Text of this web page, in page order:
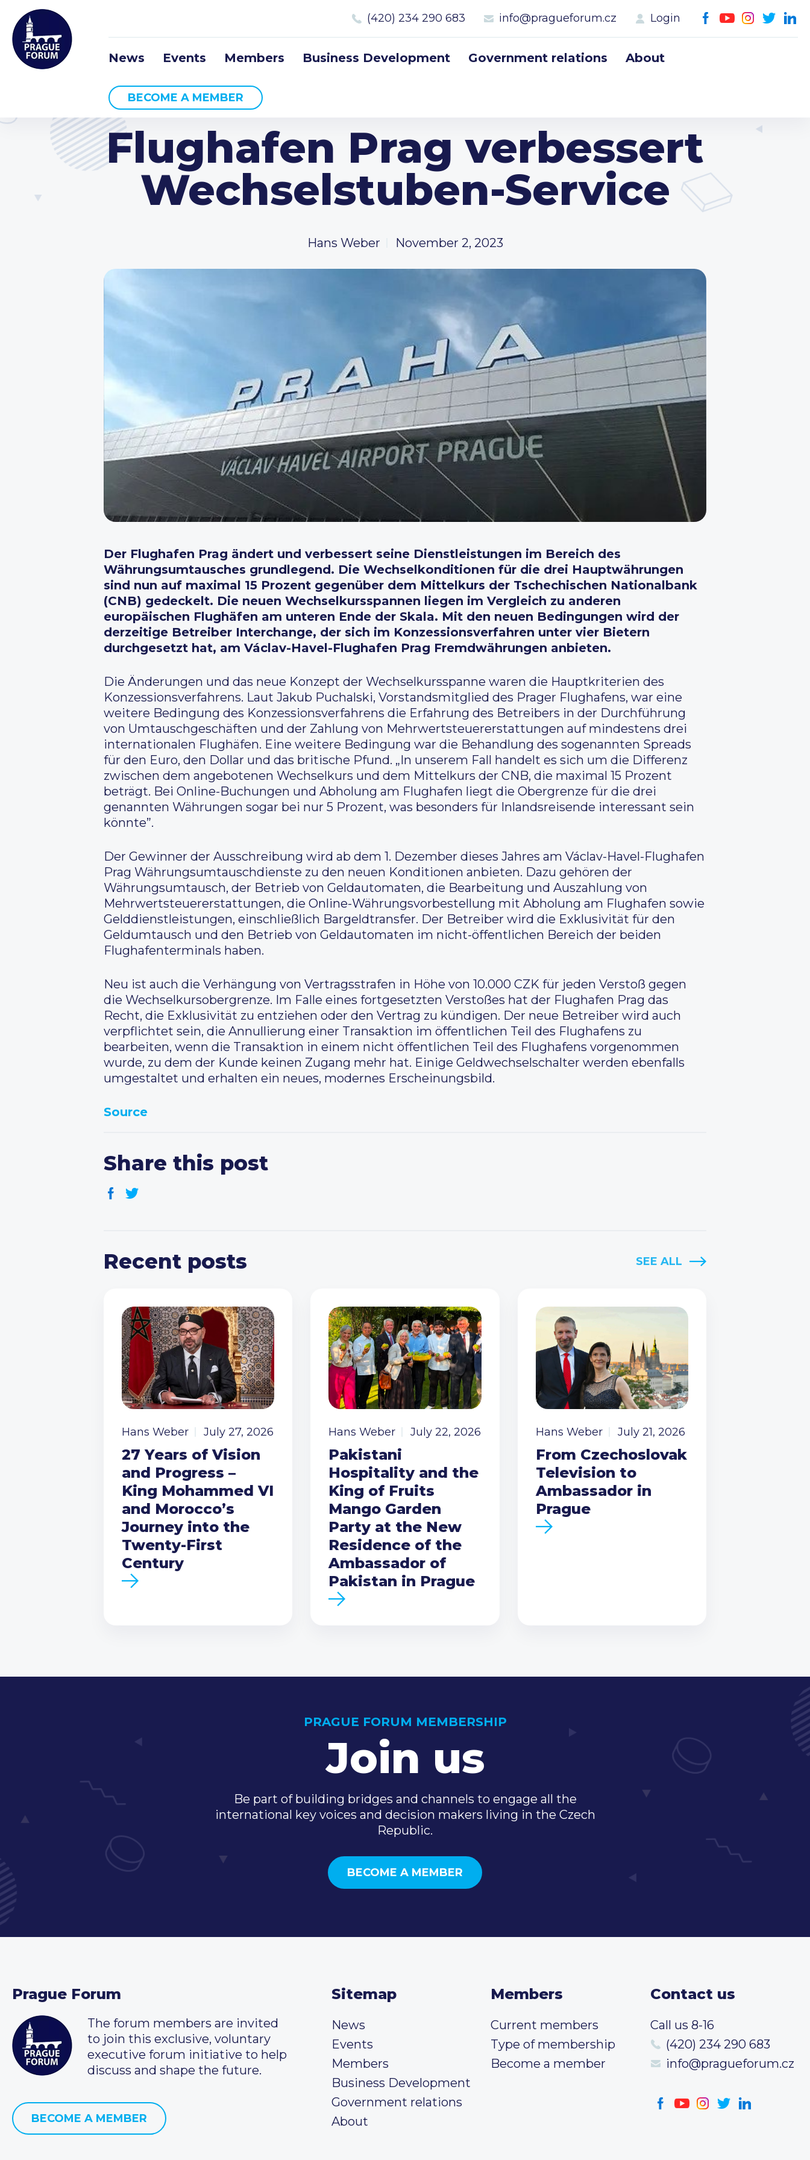
(420) 234 290 683 info@pragueforum.cz Login
News Events Members Business Development Government relations About
BECOME A MEMBER
Flughafen Prag verbessert
Wechselstuben-Service
Hans Weber November 2, 2023
Der Flughafen Prag ändert und verbessert seine Dienstleistungen im Bereich des
Währungsumtausches grundlegend. Die Wechselkonditionen für die drei Hauptwährungen
sind nun auf maximal 15 Prozent gegenüber dem Mittelkurs der Tschechischen Nationalbank
(CNB) gedeckelt. Die neuen Wechselkursspannen liegen im Vergleich zu anderen
europäischen Flughäfen am unteren Ende der Skala. Mit den neuen Bedingungen wird der
derzeitige Betreiber Interchange, der sich im Konzessionsverfahren unter vier Bietern
durchgesetzt hat, am Václav-Havel-Flughafen Prag Fremdwährungen anbieten.
Die Änderungen und das neue Konzept der Wechselkursspanne waren die Hauptkriterien des
Konzessionsverfahrens. Laut Jakub Puchalski, Vorstandsmitglied des Prager Flughafens, war eine
weitere Bedingung des Konzessionsverfahrens die Erfahrung des Betreibers in der Durchführung
von Umtauschgeschäften und der Zahlung von Mehrwertsteuererstattungen auf mindestens drei
internationalen Flughäfen. Eine weitere Bedingung war die Behandlung des sogenannten Spreads
für den Euro, den Dollar und das britische Pfund. „In unserem Fall handelt es sich um die Differenz
zwischen dem angebotenen Wechselkurs und dem Mittelkurs der CNB, die maximal 15 Prozent
beträgt. Bei Online-Buchungen und Abholung am Flughafen liegt die Obergrenze für die drei
genannten Währungen sogar bei nur 5 Prozent, was besonders für Inlandsreisende interessant sein
könnte”.
Der Gewinner der Ausschreibung wird ab dem 1. Dezember dieses Jahres am Václav-Havel-Flughafen
Prag Währungsumtauschdienste zu den neuen Konditionen anbieten. Dazu gehören der
Währungsumtausch, der Betrieb von Geldautomaten, die Bearbeitung und Auszahlung von
Mehrwertsteuererstattungen, die Online-Währungsvorbestellung mit Abholung am Flughafen sowie
Gelddienstleistungen, einschließlich Bargeldtransfer. Der Betreiber wird die Exklusivität für den
Geldumtausch und den Betrieb von Geldautomaten im nicht-öffentlichen Bereich der beiden
Flughafenterminals haben.
Neu ist auch die Verhängung von Vertragsstrafen in Höhe von 10.000 CZK für jeden Verstoß gegen
die Wechselkursobergrenze. Im Falle eines fortgesetzten Verstoßes hat der Flughafen Prag das
Recht, die Exklusivität zu entziehen oder den Vertrag zu kündigen. Der neue Betreiber wird auch
verpflichtet sein, die Annullierung einer Transaktion im öffentlichen Teil des Flughafens zu
bearbeiten, wenn die Transaktion in einem nicht öffentlichen Teil des Flughafens vorgenommen
wurde, zu dem der Kunde keinen Zugang mehr hat. Einige Geldwechselschalter werden ebenfalls
umgestaltet und erhalten ein neues, modernes Erscheinungsbild.
Source
Share this post
Recent posts SEE ALL
Hans Weber July 27, 2026
27 Years of Vision
and Progress –
King Mohammed VI
and Morocco’s
Journey into the
Twenty-First
Century
Hans Weber July 22, 2026
Pakistani
Hospitality and the
King of Fruits
Mango Garden
Party at the New
Residence of the
Ambassador of
Pakistan in Prague
Hans Weber July 21, 2026
From Czechoslovak
Television to
Ambassador in
Prague
PRAGUE FORUM MEMBERSHIP
Join us
Be part of building bridges and channels to engage all the
international key voices and decision makers living in the Czech
Republic.
BECOME A MEMBER
Prague Forum
The forum members are invited
to join this exclusive, voluntary
executive forum initiative to help
discuss and shape the future.
BECOME A MEMBER
Sitemap
News
Events
Members
Business Development
Government relations
About
Members
Current members
Type of membership
Become a member
Contact us
Call us 8-16
(420) 234 290 683
info@pragueforum.cz